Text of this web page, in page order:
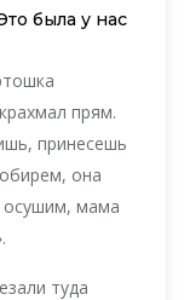
была у нас
прям.
принесешь
она
осушим, мама
туда